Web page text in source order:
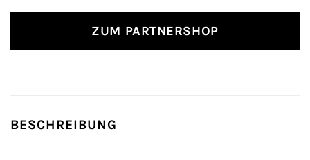
ZUM PARTNERSHOP
BESCHREIBUNG